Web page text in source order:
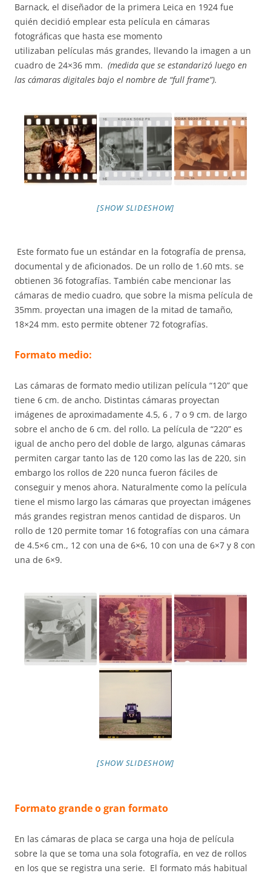
Barnack, el diseñador de la primera Leica en 1924 fue
quién decidió emplear esta película en cámaras
fotográficas que hasta ese momento
utilizaban películas más grandes, llevando la imagen a un
cuadro de 24×36 mm. (medida que se estandarizó luego en
las cámaras digitales bajo el nombre de “full frame”).
[SHOW SLIDESHOW]
Este formato fue un estándar en la fotografía de prensa,
documental y de aficionados. De un rollo de 1.60 mts. se
obtienen 36 fotografías. También cabe mencionar las
cámaras de medio cuadro, que sobre la misma película de
35mm. proyectan una imagen de la mitad de tamaño,
18×24 mm. esto permite obtener 72 fotografías.
Formato medio:
Las cámaras de formato medio utilizan película “120” que
tiene 6 cm. de ancho. Distintas cámaras proyectan
imágenes de aproximadamente 4.5, 6 , 7 o 9 cm. de largo
sobre el ancho de 6 cm. del rollo. La película de “220” es
igual de ancho pero del doble de largo, algunas cámaras
permiten cargar tanto las de 120 como las las de 220, sin
embargo los rollos de 220 nunca fueron fáciles de
conseguir y menos ahora. Naturalmente como la película
tiene el mismo largo las cámaras que proyectan imágenes
más grandes registran menos cantidad de disparos. Un
rollo de 120 permite tomar 16 fotografías con una cámara
de 4.5×6 cm., 12 con una de 6×6, 10 con una de 6×7 y 8 con
una de 6×9.
[SHOW SLIDESHOW]
Formato grande o gran formato
En las cámaras de placa se carga una hoja de película
sobre la que se toma una sola fotografía, en vez de rollos
en los que se registra una serie. El formato más habitual